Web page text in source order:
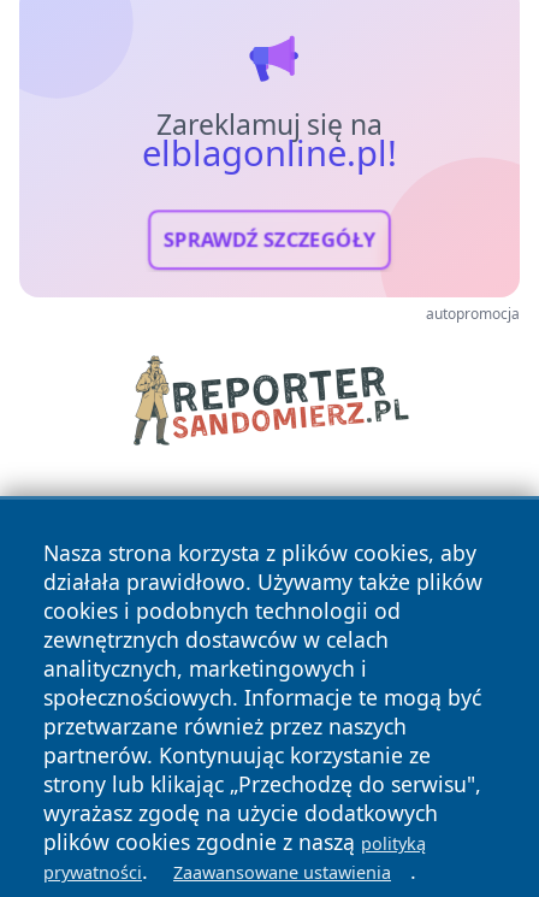
Zareklamuj się na
elblagonline.pl!
SPRAWDŹ SZCZEGÓŁY
autopromocja
Nasza strona korzysta z plików cookies, aby
działała prawidłowo. Używamy także plików
cookies i podobnych technologii od
zewnętrznych dostawców w celach
analitycznych, marketingowych i
społecznościowych. Informacje te mogą być
przetwarzane również przez naszych
partnerów. Kontynuując korzystanie ze
strony lub klikając „Przechodzę do serwisu",
wyrażasz zgodę na użycie dodatkowych
plików cookies zgodnie z naszą polityką
prywatności. Zaawansowane ustawienia .
Copyright © 2026 elblagonline.pl Wszystkie prawa
zastrzeżone.
News Autorzy
Polityka
Prywatności
Polityka
Cookies